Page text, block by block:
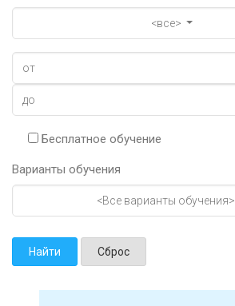
<все>
Бесплатное обучение
Варианты обучения
<Все варианты обучения>
Найти Сброс